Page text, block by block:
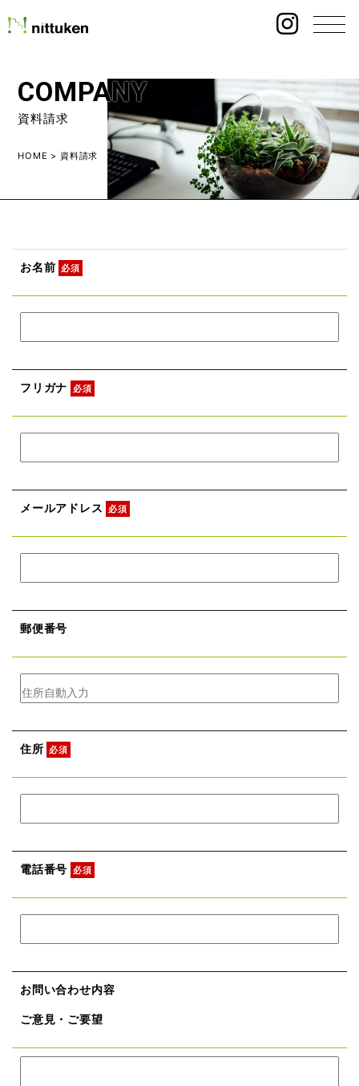
COMPANY
資料請求
HOME > 資料請求
お名前 必須
フリガナ 必須
メールアドレス 必須
郵便番号
住所 必須
電話番号 必須
お問い合わせ内容
ご意見・ご要望